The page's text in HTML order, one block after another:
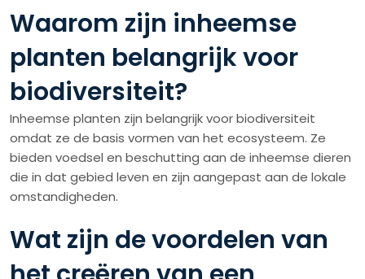
Waarom zijn inheemse
planten belangrijk voor
biodiversiteit?
Inheemse planten zijn belangrijk voor biodiversiteit
omdat ze de basis vormen van het ecosysteem. Ze
bieden voedsel en beschutting aan de inheemse dieren
die in dat gebied leven en zijn aangepast aan de lokale
omstandigheden.
Wat zijn de voordelen van